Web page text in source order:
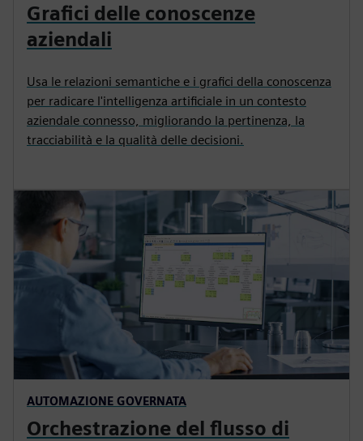
Grafici delle conoscenze
aziendali
Usa le relazioni semantiche e i grafici della conoscenza
per radicare l'intelligenza artificiale in un contesto
aziendale connesso, migliorando la pertinenza, la
tracciabilità e la qualità delle decisioni.
AUTOMAZIONE GOVERNATA
Orchestrazione del flusso di